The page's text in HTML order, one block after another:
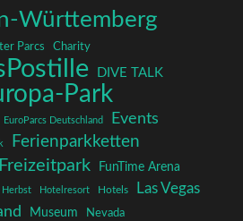
Württemberg
Parcs Charity
DIVE TALK
Park
EuroParcs Deutschland Events
Ferienparkketten
Freizeitpark FunTime Arena
Herbst Hotelresort Hotels
Las Vegas
Museum Nevada